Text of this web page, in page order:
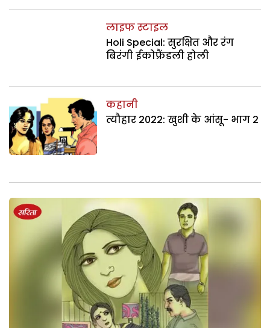
लाइफ स्टाइल
Holi Special: सुरक्षित और रंग
बिरंगी ईकोफ्रैंडली होली
कहानी
त्यौहार 2022: खुशी के आंसू- भाग 2